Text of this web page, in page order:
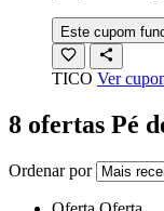
Este cupom
TICO Ver
8 ofertas Pé
Ordenar por